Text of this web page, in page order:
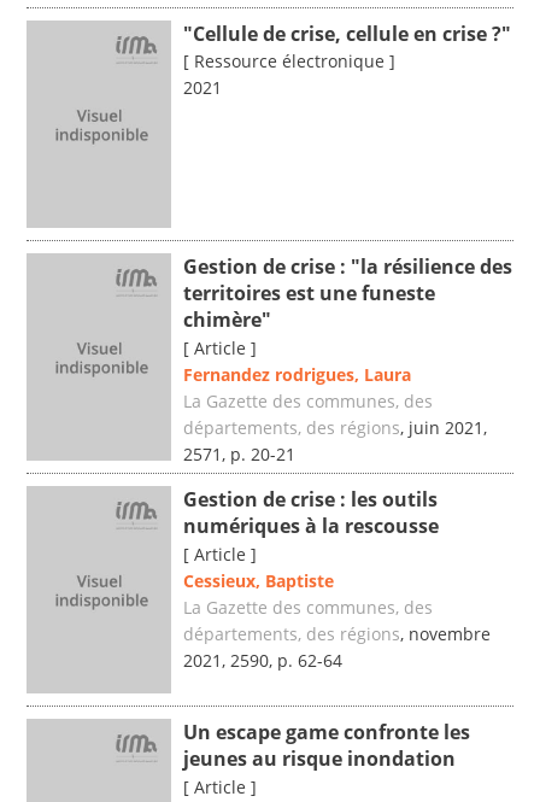
"Cellule de crise, cellule en crise ?"
[ Ressource électronique ]
2021
Gestion de crise : "la résilience des
territoires est une funeste
chimère"
[ Article ]
Fernandez rodrigues, Laura
La Gazette des communes, des
départements, des régions, juin 2021,
2571, p. 20-21
Gestion de crise : les outils
numériques à la rescousse
[ Article ]
Cessieux, Baptiste
La Gazette des communes, des
départements, des régions, novembre
2021, 2590, p. 62-64
Un escape game confronte les
jeunes au risque inondation
[ Article ]